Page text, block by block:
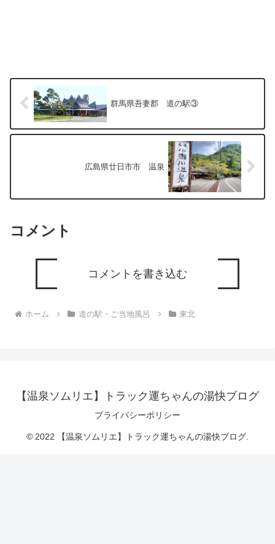
群馬県吾妻郡 道の駅③
広島県廿日市市 温泉
コメント
コメントを書き込む
ホーム 道の駅・ご当地風呂 東北
【温泉ソムリエ】トラック運ちゃんの湯快ブログ
プライバシーポリシー
© 2022 【温泉ソムリエ】トラック運ちゃんの湯快ブログ.